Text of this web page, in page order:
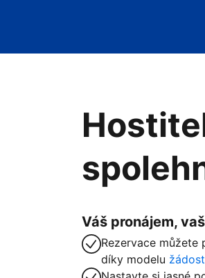
Váš pronájem,
Rezervace
díky modelu